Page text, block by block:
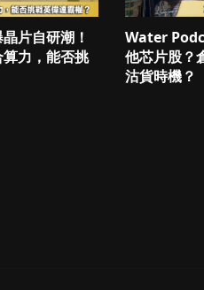
片自研潮！
力，能否挑
Water
他芯片股？
沽貨時機？